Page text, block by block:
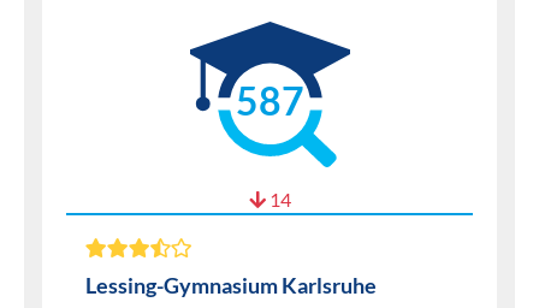
587
14
Lessing-Gymnasium Karlsruhe